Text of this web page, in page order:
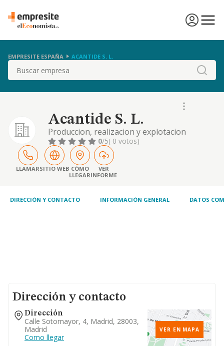
EMPRESITE ESPAÑA ACANTIDE S. L.
Buscar
Acantide S. L.
Produccion, realizacion y explotacion
mediante la puesta en escena de toda clase
de obras de caracter tragico, dramatico lirico.
musical y comico.
0/5( 0 votos)
LLAMARSITIO WEB CÓMO
LLEGAR
VER
INFORME
DIRECCIÓN Y CONTACTO INFORMACIÓN GENERAL DATOS
Dirección y contacto
Dirección
Calle Sotomayor, 4, Madrid, 28003,
Madrid
Como llegar
VER EN MAPA